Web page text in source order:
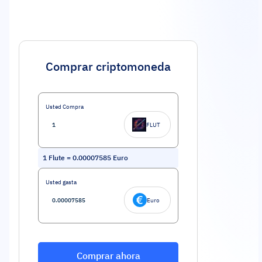
Comprar criptomoneda
Usted Compra
FLUT
1 Flute = 0.00007585 Euro
Usted gasta
Euro
Comprar ahora